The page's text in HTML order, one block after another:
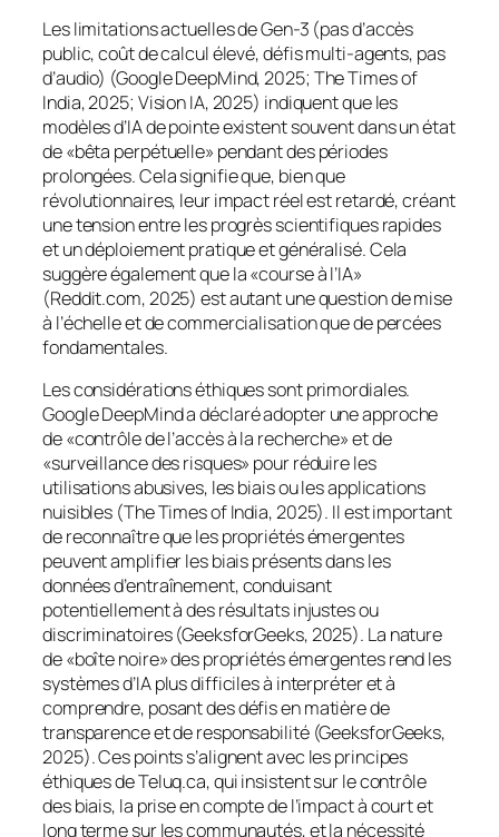
Les limitations actuelles de Gen-3 (pas d’accès
public, coût de calcul élevé, défis multi-agents, pas
d’audio) (Google DeepMind, 2025; The Times of
India, 2025; Vision IA, 2025) indiquent que les
modèles d’IA de pointe existent souvent dans un état
de «bêta perpétuelle» pendant des périodes
prolongées. Cela signifie que, bien que
révolutionnaires, leur impact réel est retardé, créant
une tension entre les progrès scientifiques rapides
et un déploiement pratique et généralisé. Cela
suggère également que la «course à l’IA»
(Reddit.com, 2025) est autant une question de mise
à l’échelle et de commercialisation que de percées
fondamentales.
Les considérations éthiques sont primordiales.
Google DeepMind a déclaré adopter une approche
de «contrôle de l’accès à la recherche» et de
«surveillance des risques» pour réduire les
utilisations abusives, les biais ou les applications
nuisibles (The Times of India, 2025). Il est important
de reconnaître que les propriétés émergentes
peuvent amplifier les biais présents dans les
données d’entraînement, conduisant
potentiellement à des résultats injustes ou
discriminatoires (GeeksforGeeks, 2025). La nature
de «boîte noire» des propriétés émergentes rend les
systèmes d’IA plus difficiles à interpréter et à
comprendre, posant des défis en matière de
transparence et de responsabilité (GeeksforGeeks,
2025). Ces points s’alignent avec les principes
éthiques de Teluq.ca, qui insistent sur le contrôle
des biais, la prise en compte de l’impact à court et
long terme sur les communautés, et la nécessité